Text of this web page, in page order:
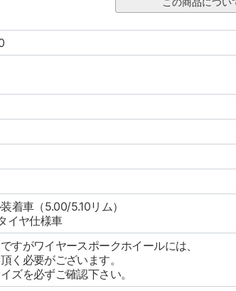
着車（5.00/5.10リム）
イヤ仕様車
すがワイヤースポークホイールには、
く必要がございます。
ズを必ずご確認下さい。